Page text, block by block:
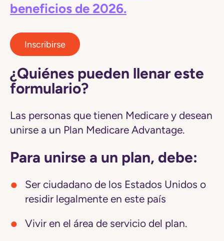
beneficios de 2026.
Inscribirse
¿Quiénes pueden llenar este
formulario?
Las personas que tienen Medicare y desean
unirse a un Plan Medicare Advantage.
Para unirse a un plan, debe:
Ser ciudadano de los Estados Unidos o
residir legalmente en este país
Vivir en el área de servicio del plan.